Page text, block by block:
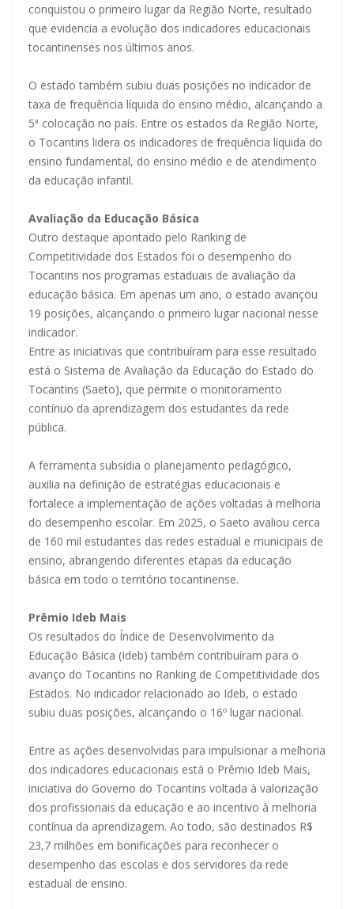
conquistou o primeiro lugar da Região Norte, resultado
que evidencia a evolução dos indicadores educacionais
tocantinenses nos últimos anos.
O estado também subiu duas posições no indicador de
taxa de frequência líquida do ensino médio, alcançando a
5ª colocação no país. Entre os estados da Região Norte,
o Tocantins lidera os indicadores de frequência líquida do
ensino fundamental, do ensino médio e de atendimento
da educação infantil.
Avaliação da Educação Básica
Outro destaque apontado pelo Ranking de
Competitividade dos Estados foi o desempenho do
Tocantins nos programas estaduais de avaliação da
educação básica. Em apenas um ano, o estado avançou
19 posições, alcançando o primeiro lugar nacional nesse
indicador.
Entre as iniciativas que contribuíram para esse resultado
está o Sistema de Avaliação da Educação do Estado do
Tocantins (Saeto), que permite o monitoramento
contínuo da aprendizagem dos estudantes da rede
pública.
A ferramenta subsidia o planejamento pedagógico,
auxilia na definição de estratégias educacionais e
fortalece a implementação de ações voltadas à melhoria
do desempenho escolar. Em 2025, o Saeto avaliou cerca
de 160 mil estudantes das redes estadual e municipais de
ensino, abrangendo diferentes etapas da educação
básica em todo o território tocantinense.
Prêmio Ideb Mais
Os resultados do Índice de Desenvolvimento da
Educação Básica (Ideb) também contribuíram para o
avanço do Tocantins no Ranking de Competitividade dos
Estados. No indicador relacionado ao Ideb, o estado
subiu duas posições, alcançando o 16º lugar nacional.
Entre as ações desenvolvidas para impulsionar a melhoria
dos indicadores educacionais está o Prêmio Ideb Mais,
iniciativa do Governo do Tocantins voltada à valorização
dos profissionais da educação e ao incentivo à melhoria
contínua da aprendizagem. Ao todo, são destinados R$
23,7 milhões em bonificações para reconhecer o
desempenho das escolas e dos servidores da rede
estadual de ensino.